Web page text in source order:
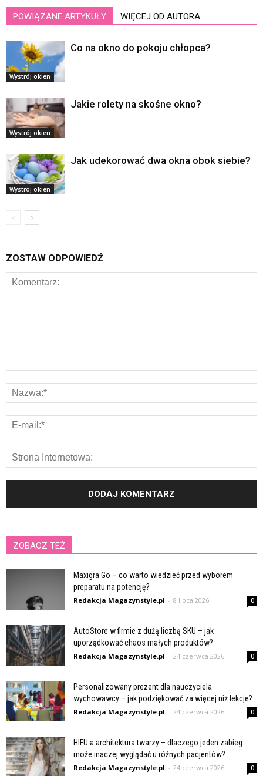
POWIĄZANE ARTYKUŁY WIĘCEJ OD AUTORA
Wystrój okien
Co na okno do pokoju chłopca?
Wystrój okien
Jakie rolety na skośne okno?
Wystrój okien
Jak udekorować dwa okna obok siebie?
ZOSTAW ODPOWIEDŹ
ZOBACZ TEŻ
Maxigra Go – co warto wiedzieć przed wyborem
preparatu na potencję?
Redakcja Magazynstyle.pl - 8 lipca 2026 0
AutoStore w firmie z dużą liczbą SKU – jak
uporządkować chaos małych produktów?
Redakcja Magazynstyle.pl - 24 czerwca 2026 0
Personalizowany prezent dla nauczyciela
wychowawcy – jak podziękować za więcej niż lekcje?
Redakcja Magazynstyle.pl - 24 czerwca 2026 0
HIFU a architektura twarzy – dlaczego jeden zabieg
może inaczej wyglądać u różnych pacjentów?
Redakcja Magazynstyle.pl - 24 czerwca 2026 0